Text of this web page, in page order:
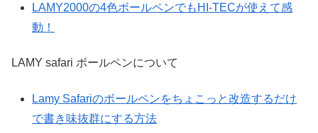
LAMY2000の4色ボールペンでもHI-TECが使えて感
動！
LAMY safari ボールペンについて
Lamy Safariのボールペンをちょこっと改造するだけ
で書き味抜群にする方法